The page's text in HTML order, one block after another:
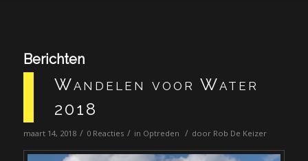
Berichten
Wandelen voor Water
2018
maart 14, 2018 / 0 Reacties / in Optreden / door Rob De Keizer